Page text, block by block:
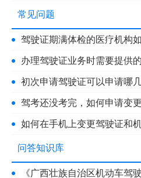
常见问题
问答知识库